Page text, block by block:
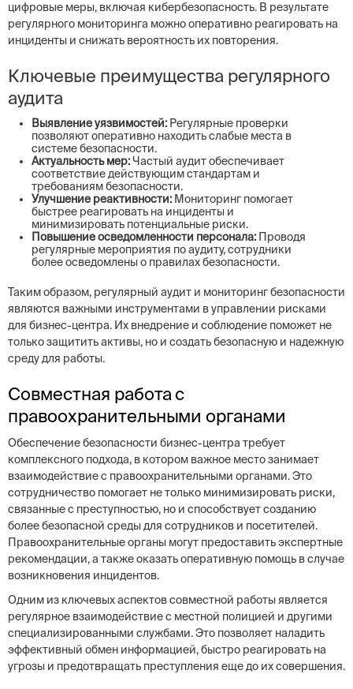
цифровые меры, включая кибербезопасность. В результате
регулярного мониторинга можно оперативно реагировать на
инциденты и снижать вероятность их повторения.
Ключевые преимущества регулярного
аудита
Выявление уязвимостей: Регулярные проверки
позволяют оперативно находить слабые места в
системе безопасности.
Актуальность мер:Частый аудит обеспечивает
соответствие действующим стандартам и
требованиям безопасности.
Улучшение реактивности: Мониторинг помогает
быстрее реагировать на инциденты и
минимизировать потенциальные риски.
Повышение осведомленности персонала: Проводя
регулярные мероприятия по аудиту, сотрудники
более осведомлены о правилах безопасности.
Таким образом, регулярный аудит и мониторинг безопасности
являются важными инструментами в управлении рисками
для бизнес-центра. Их внедрение и соблюдение поможет не
только защитить активы, но и создать безопасную и надежную
среду для работы.
Совместная работа с
правоохранительными органами
Обеспечение безопасности бизнес-центра требует
комплексного подхода, в котором важное место занимает
взаимодействие с правоохранительными органами. Это
сотрудничество помогает не только минимизировать риски,
связанные с преступностью, но и способствует созданию
более безопасной среды для сотрудников и посетителей.
Правоохранительные органы могут предоставить экспертные
рекомендации, а также оказать оперативную помощь в случае
возникновения инцидентов.
Одним из ключевых аспектов совместной работы является
регулярное взаимодействие с местной полицией и другими
специализированными службами. Это позволяет наладить
эффективный обмен информацией, быстро реагировать на
угрозы и предотвращать преступления еще до их совершения.